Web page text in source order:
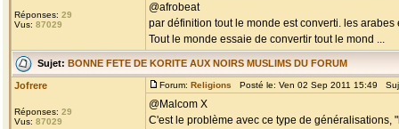
Réponses: 29
Vus: 87029
@afrobeat
par définition tout le monde est converti. les
Tout le monde essaie de convertir tout le mond ...
Sujet: BONNE FETE DE KORITE AUX NOIRS MUSLIMS DU FORUM
Jofrere
Réponses: 29
Vus: 87029
Forum: Religions Posté le: Ven 02 Sep 2011 15:49
@Malcom X
C'est le problème avec ce type de généralisations,